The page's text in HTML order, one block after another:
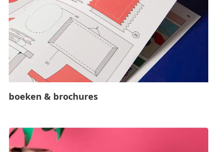
boeken & brochures